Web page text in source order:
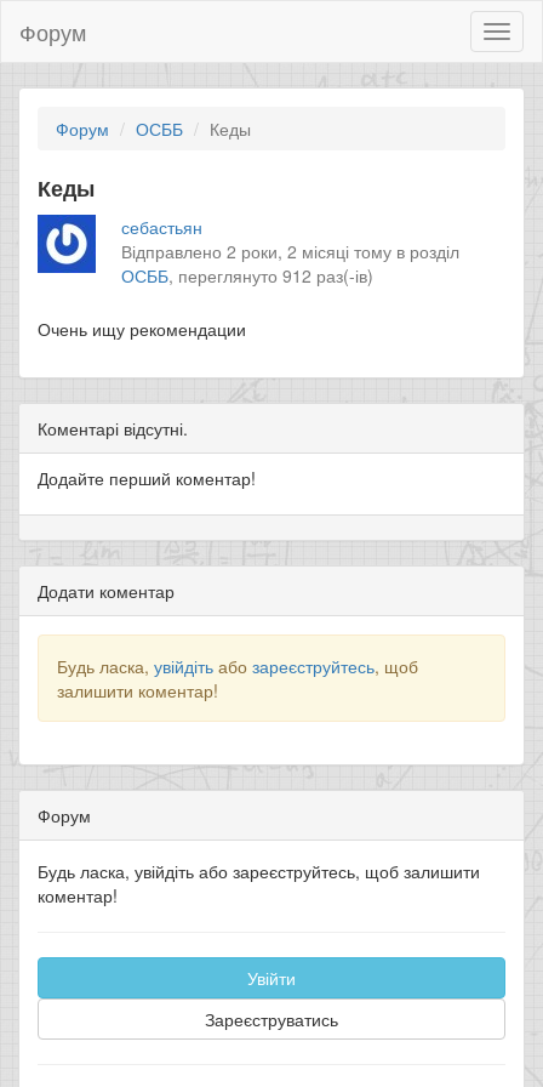
Форум
Форум ОСББ Кеды
Кеды
себастьян
Відправлено 2 роки, 2 місяці тому в розділ
ОСББ, переглянуто 912 раз(-ів)
Очень ищу рекомендации
Коментарі відсутні.
Додайте перший коментар!
Додати коментар
Будь ласка, увійдіть або зареєструйтесь, щоб
залишити коментар!
Форум
Будь ласка, увійдіть або зареєструйтесь, щоб залишити
коментар!
Увійти
Зареєструватись